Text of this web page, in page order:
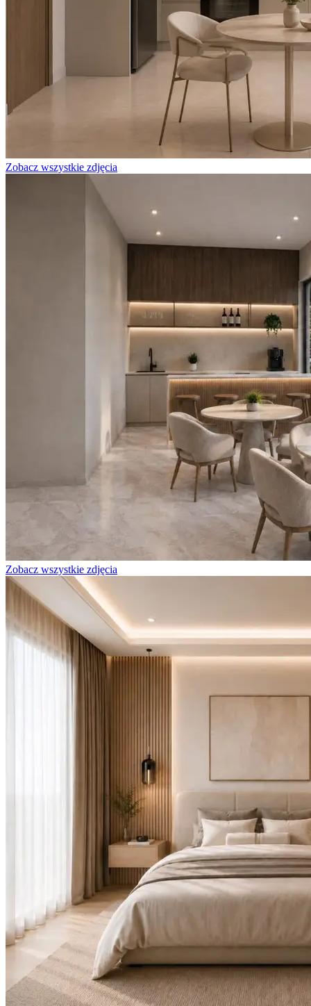
Zobacz wszystkie zdjęcia
Zobacz wszystkie zdjęcia